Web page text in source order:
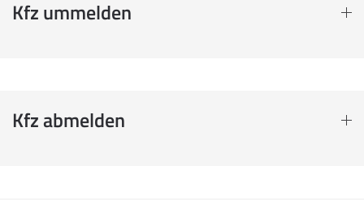
Kfz ummelden
Kfz abmelden